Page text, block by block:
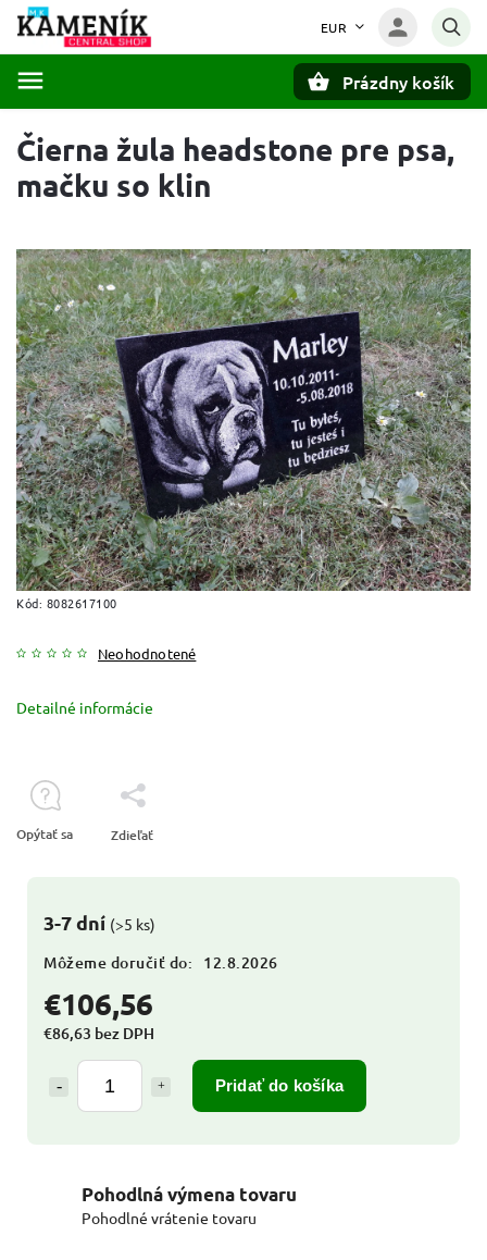
EUR
Prázdny košík
Čierna žula headstone pre psa,
mačku so klin
Kód: 8082617100
Neohodnotené
€106,56
€86,63 bez DPH
Pridať do košíka
3-7 dní (>5 ks)
Môžeme doručiť do: 12.8.2026
Detailné informácie
Opýtať sa Zdieľať
Pohodlná výmena tovaru
Pohodlné vrátenie tovaru